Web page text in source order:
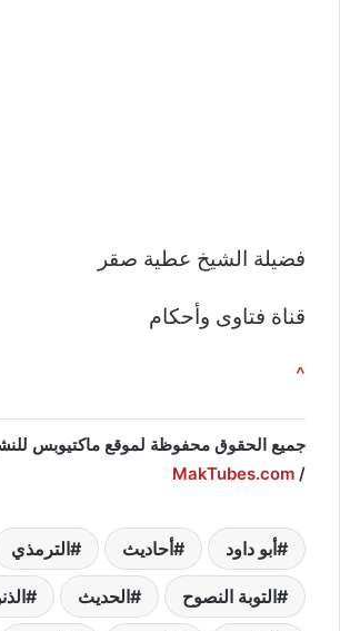
فضيلة الشيخ عطية صقر
قناة فتاوى وأحكام
^
/
MakTubes.com
أبو داود أحاديث الترمذي
التوبة النصوح الحديث